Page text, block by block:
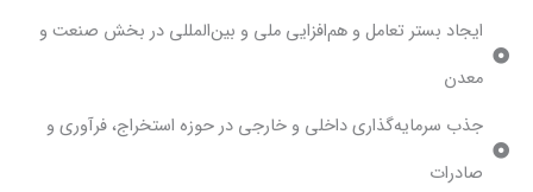
ایجاد بستر تعامل و هم‌افزایی ملی و بین‌المللی در بخش صنعت و
معدن
جذب سرمایه‌گذاری داخلی و خارجی در حوزه استخراج، فرآوری و
صادرات